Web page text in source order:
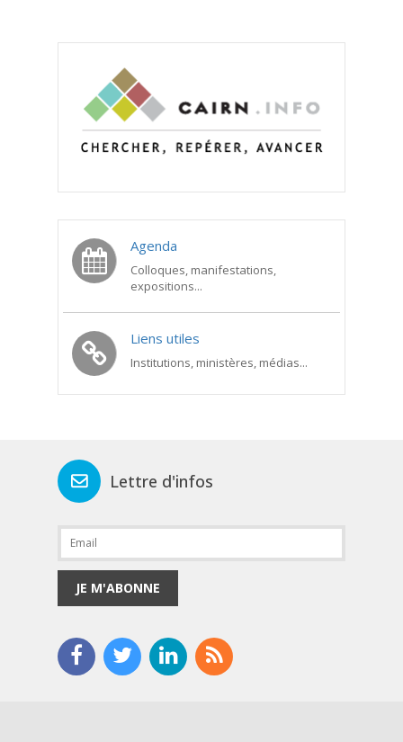
Agenda
Colloques, manifestations,
expositions...
Liens utiles
Institutions, ministères, médias...
Lettre d'infos
JE M'ABONNE